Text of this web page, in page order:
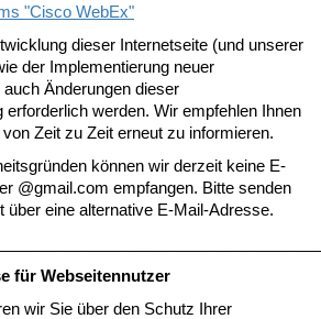
"Cisco WebEx"
dieser Internetseite (und unserer
der Implementierung neuer
Änderungen dieser
erforderlich werden. Wir empfehlen Ihnen
Zeit zu Zeit erneut zu informieren.
können wir derzeit keine E-
@gmail.com empfangen. Bitte senden
über eine alternative E-Mail-Adresse.
für Webseitennutzer
wir Sie über den Schutz Ihrer